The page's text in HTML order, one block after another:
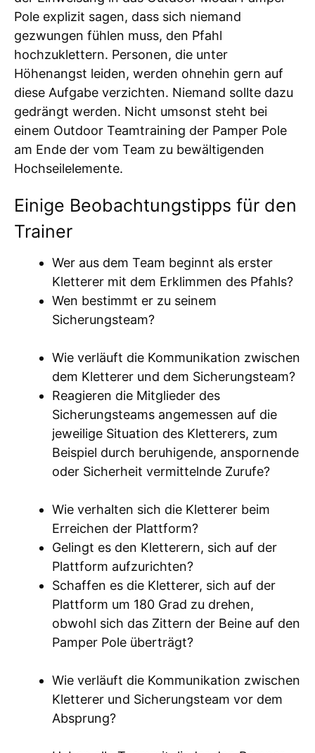
Pole explizit sagen, dass sich niemand
gezwungen fühlen muss, den Pfahl
hochzuklettern. Personen, die unter
Höhenangst leiden, werden ohnehin gern auf
diese Aufgabe verzichten. Niemand sollte dazu
gedrängt werden. Nicht umsonst steht bei
einem Outdoor Teamtraining der Pamper Pole
am Ende der vom Team zu bewältigenden
Hochseilelemente.
Einige Beobachtungstipps für den
Trainer
Wer aus dem Team beginnt als erster
Kletterer mit dem Erklimmen des Pfahls?
Wen bestimmt er zu seinem
Sicherungsteam?
Wie verläuft die Kommunikation zwischen
dem Kletterer und dem Sicherungsteam?
Reagieren die Mitglieder des
Sicherungsteams angemessen auf die
jeweilige Situation des Kletterers, zum
Beispiel durch beruhigende, anspornende
oder Sicherheit vermittelnde Zurufe?
Wie verhalten sich die Kletterer beim
Erreichen der Plattform?
Gelingt es den Kletterern, sich auf der
Plattform aufzurichten?
Schaffen es die Kletterer, sich auf der
Plattform um 180 Grad zu drehen,
obwohl sich das Zittern der Beine auf den
Pamper Pole überträgt?
Wie verläuft die Kommunikation zwischen
Kletterer und Sicherungsteam vor dem
Absprung?